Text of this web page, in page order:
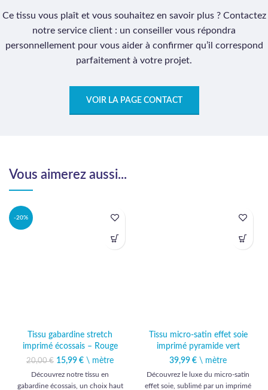
Ce tissu vous plaît et vous souhaitez en savoir plus ? Contactez
notre service client : un conseiller vous répondra
personnellement pour vous aider à confirmer qu’il correspond
parfaitement à votre projet.
VOIR LA PAGE CONTACT
Vous aimerez aussi...
-20%
Tissu gabardine stretch
imprimé écossais – Rouge
20,00€
Le prix initial était :
20,00 €.
15,99 €
Le prix
actuel est :
15,99 €.
\ mètre
Découvrez notre tissu en
gabardine écossais, un choix haut
Tissu micro-satin effet soie
imprimé pyramide vert
39,99 € \ mètre
Découvrez le luxe du micro-satin
effet soie, sublimé par un imprimé